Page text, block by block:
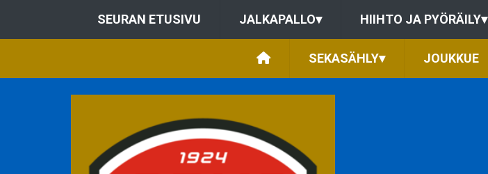
SEURAN ETUSIVU JALKAPALLO▾ HIIHTO JA PYÖRÄILY▾
SEKASÄHLY▾ JOUKKUE